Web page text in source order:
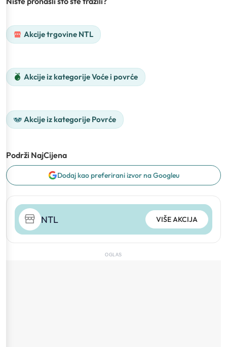
Akcije trgovine NTL
Akcije iz kategorije Voće i povrće
Akcije iz kategorije Povrće
Podrži NajCijena
Dodaj kao preferirani izvor na Googleu
NTL VIŠE AKCIJA
OGLAS